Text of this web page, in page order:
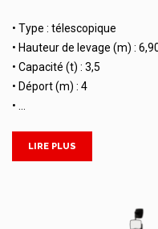
• Type : télescopique
• Hauteur de levage (m) :
• Capacité (t) : 3,5
• Déport (m) : 4
• …
LIRE PLUS